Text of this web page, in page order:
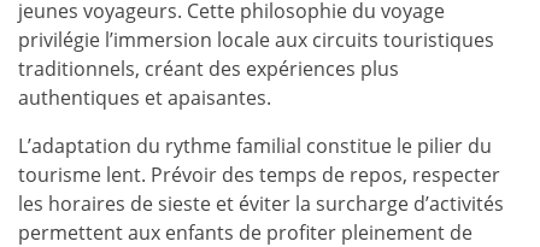
jeunes voyageurs. Cette philosophie du voyage
privilégie l’immersion locale aux circuits touristiques
traditionnels, créant des expériences plus
authentiques et apaisantes.
L’adaptation du rythme familial constitue le pilier du
tourisme lent. Prévoir des temps de repos, respecter
les horaires de sieste et éviter la surcharge d’activités
permettent aux enfants de profiter pleinement de